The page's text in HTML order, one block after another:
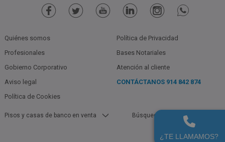
Quiénes somos
Profesionales
Gobierno Corporativo
Aviso legal
Política de Cookies
Política de Privacidad
Bases Notariales
Atención al cliente
CONTÁCTANOS 914 842 874
Pisos y casas de banco en venta Búsquedas populares
Garajes De Bancos En Barcelona